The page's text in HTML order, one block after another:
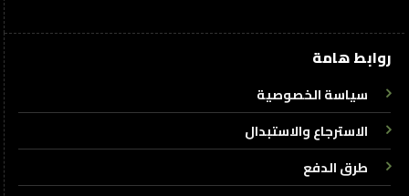
روابط هامة
سياسة الخصوصية
الاسترجاع والاستبدال
طرق الدفع